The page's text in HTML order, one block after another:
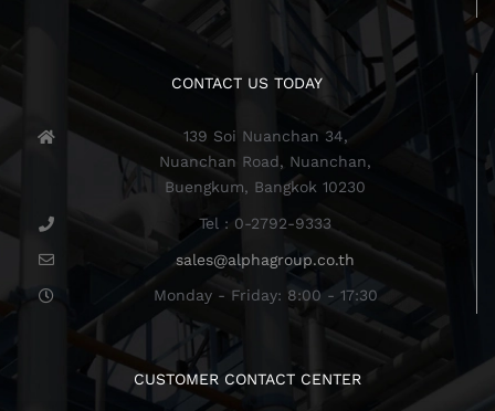
CONTACT US TODAY
139 Soi Nuanchan 34,
Nuanchan Road, Nuanchan,
Buengkum, Bangkok 10230
Tel : 0-2792-9333
sales@alphagroup.co.th
Monday - Friday: 8:00 - 17:30
CUSTOMER CONTACT CENTER